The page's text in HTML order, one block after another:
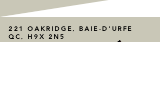
221 OAKRIDGE, BAIE-D'URFE
QC, H9X 2N5